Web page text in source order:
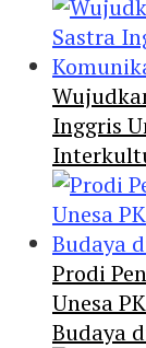
Inggris
Prodi
Unesa
Budaya